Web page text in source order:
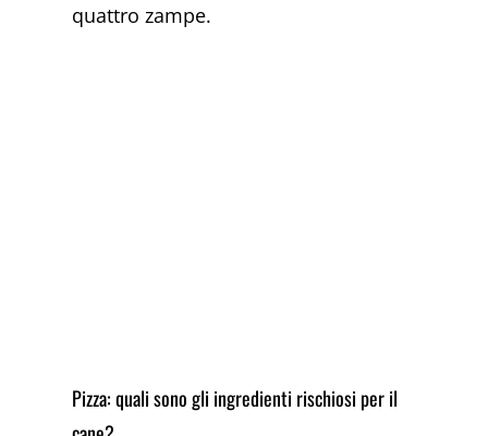
quattro zampe.
Pizza: quali sono gli ingredienti rischiosi per il